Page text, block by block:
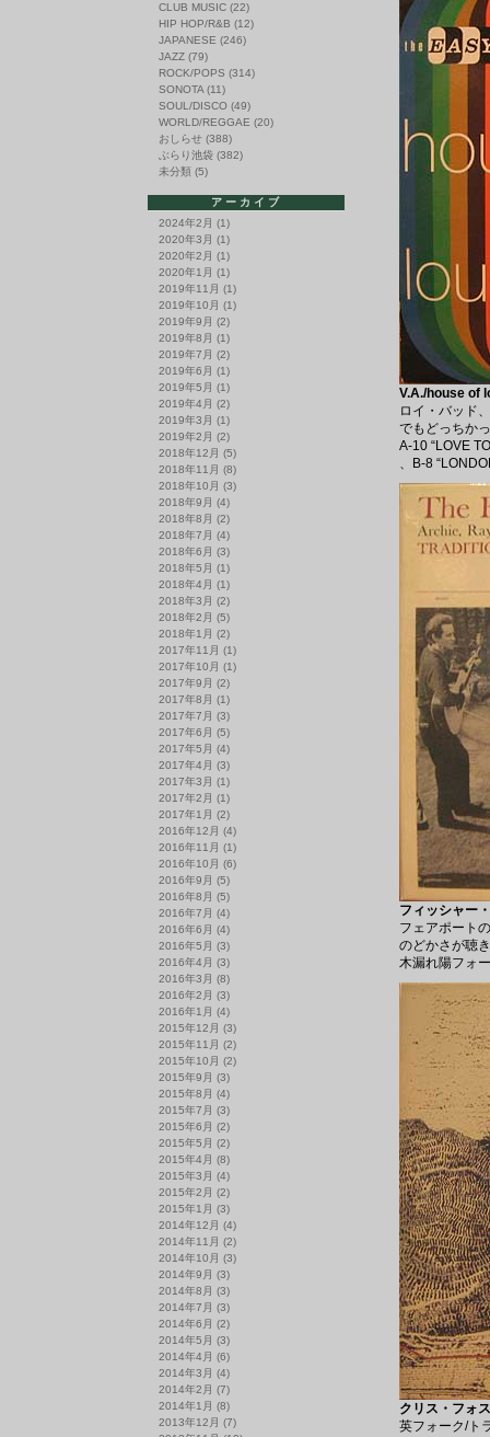
V.A./house of
ロイ・バッド
でもどっちか
A-10 “LOVE
、B-8
フィッシャー
フェアポート
のどかさが聴
木漏れ陽フォ
クリス・フォ
英フォーク/ト
CLUB MUSIC (22)
HIP HOP/R&B (12)
JAPANESE (246)
JAZZ (79)
ROCK/POPS (314)
SONOTA (11)
SOUL/DISCO (49)
WORLD/REGGAE (20)
おしらせ (388)
ぶらり池袋 (382)
未分類 (5)
アーカイブ
2024年2月 (1)
2020年3月 (1)
2020年2月 (1)
2020年1月 (1)
2019年11月 (1)
2019年10月 (1)
2019年9月 (2)
2019年8月 (1)
2019年7月 (2)
2019年6月 (1)
2019年5月 (1)
2019年4月 (2)
2019年3月 (1)
2019年2月 (2)
2018年12月 (5)
2018年11月 (8)
2018年10月 (3)
2018年9月 (4)
2018年8月 (2)
2018年7月 (4)
2018年6月 (3)
2018年5月 (1)
2018年4月 (1)
2018年3月 (2)
2018年2月 (5)
2018年1月 (2)
2017年11月 (1)
2017年10月 (1)
2017年9月 (2)
2017年8月 (1)
2017年7月 (3)
2017年6月 (5)
2017年5月 (4)
2017年4月 (3)
2017年3月 (1)
2017年2月 (1)
2017年1月 (2)
2016年12月 (4)
2016年11月 (1)
2016年10月 (6)
2016年9月 (5)
2016年8月 (5)
2016年7月 (4)
2016年6月 (4)
2016年5月 (3)
2016年4月 (3)
2016年3月 (8)
2016年2月 (3)
2016年1月 (4)
2015年12月 (3)
2015年11月 (2)
2015年10月 (2)
2015年9月 (3)
2015年8月 (4)
2015年7月 (3)
2015年6月 (2)
2015年5月 (2)
2015年4月 (8)
2015年3月 (4)
2015年2月 (2)
2015年1月 (3)
2014年12月 (4)
2014年11月 (2)
2014年10月 (3)
2014年9月 (3)
2014年8月 (3)
2014年7月 (3)
2014年6月 (2)
2014年5月 (3)
2014年4月 (6)
2014年3月 (4)
2014年2月 (7)
2014年1月 (8)
2013年12月 (7)